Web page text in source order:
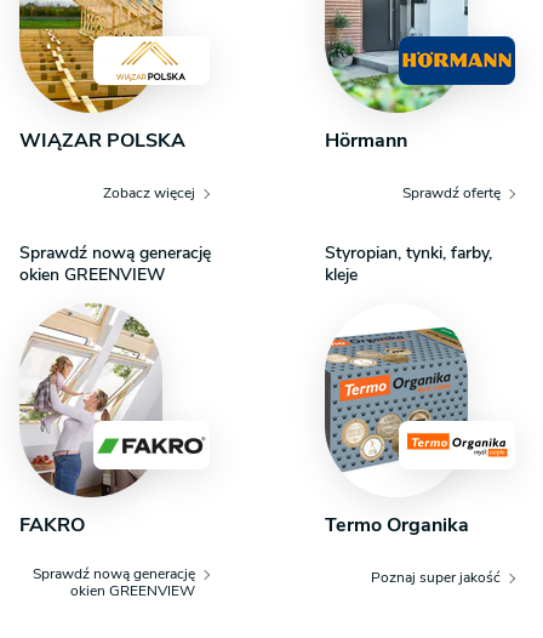
WIĄZAR POLSKA
Zobacz więcej
Hörmann
Sprawdź ofertę
Sprawdź nową generację
okien GREENVIEW
FAKRO
Sprawdź nową generację
okien GREENVIEW
Styropian, tynki, farby,
kleje
Termo Organika
Poznaj super jakość